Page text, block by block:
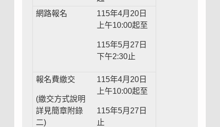
網路報名
115年4月20日
上午10:00起至
115年5月27日
下午2:30止
報名費繳交
(繳交方式說明
詳見簡章附錄
二)
115年4月20日
上午10:00起至
115年5月27日
止